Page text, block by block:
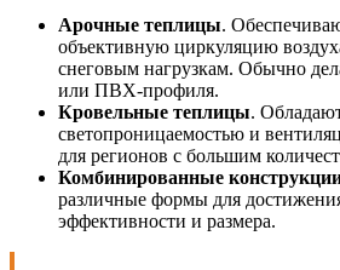
Арочные теплицы.
объективную циркуляцию
снеговым нагрузкам. Обычно
или ПВХ-профиля.
Кровельные теплицы.
светопроницаемостью и
для регионов с большим
Комбинированные
различные формы для
эффективности и размера.